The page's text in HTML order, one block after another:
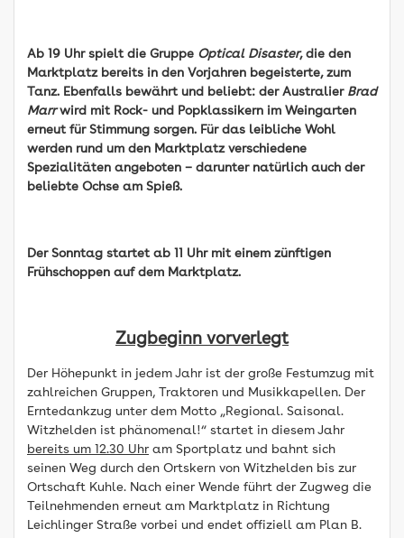
Ab 19 Uhr spielt die Gruppe Optical Disaster, die den
Marktplatz bereits in den Vorjahren begeisterte, zum
Tanz. Ebenfalls bewährt und beliebt: der Australier Brad
Marrwird mit Rock- und Popklassikern im Weingarten
erneut für Stimmung sorgen. Für das leibliche Wohl
werden rund um den Marktplatz verschiedene
Spezialitäten angeboten – darunter natürlich auch der
beliebte Ochse am Spieß.
Der Sonntag startet ab 11 Uhr mit einem zünftigen
Frühschoppen auf dem Marktplatz.
Zugbeginn vorverlegt
Der Höhepunkt in jedem Jahr ist der große Festumzug mit
zahlreichen Gruppen, Traktoren und Musikkapellen. Der
Erntedankzug unter dem Motto „Regional. Saisonal.
Witzhelden ist phänomenal!“ startet in diesem Jahr
bereits um 12.30 Uhram Sportplatz und bahnt sich
seinen Weg durch den Ortskern von Witzhelden bis zur
Ortschaft Kuhle. Nach einer Wende führt der Zugweg die
Teilnehmenden erneut am Marktplatz in Richtung
Leichlinger Straße vorbei und endet offiziell am Plan B.